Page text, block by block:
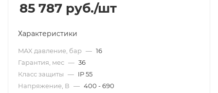
85 787 руб./шт
Характеристики
MAX давление, бар — 16
Гарантия, мес — 36
Класс защиты — IP 55
Напряжение, В — 400 - 690